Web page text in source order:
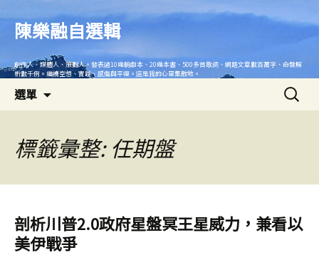
內
陳樂融自選輯
創作人、媒體人、策劃人。發表過10幾齣劇本、20幾本書、500多首歌詞、網路文章數百萬字、命盤解
析數千例。繼續空想、實踐、感傷與平復。這是我的心靈集散地。
選單
搜
尋
標籤彙整: 任期盤
剖析川普2.0政府星盤冥王星威力，兼看以
美伊戰爭